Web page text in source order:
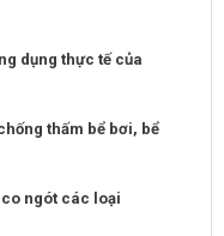
dụng thực tế của
thấm bể bơi, bể
ngót các loại